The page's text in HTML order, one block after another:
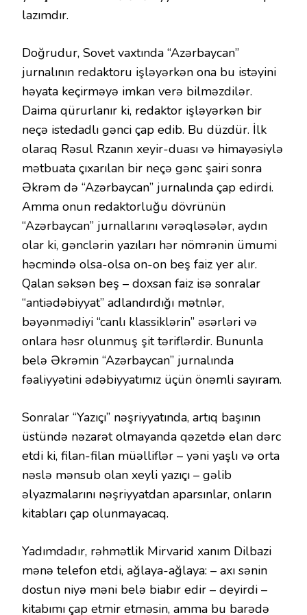
lazımdır.
Doğrudur, Sovet vaxtında “Azərbaycan”
jurnalının redaktoru işləyərkən ona bu istəyini
həyata keçirməyə imkan verə bilməzdilər.
Daima qürurlanır ki, redaktor işləyərkən bir
neçə istedadlı gənci çap edib. Bu düzdür. İlk
olaraq Rəsul Rzanın xeyir-duası və himayəsiylə
mətbuata çıxarılan bir neçə gənc şairi sonra
Əkrəm də “Azərbaycan” jurnalında çap edirdi.
Amma onun redaktorluğu dövrünün
“Azərbaycan” jurnallarını vərəqləsələr, aydın
olar ki, gənclərin yazıları hər nömrənin ümumi
həcmində olsa-olsa on-on beş faiz yer alır.
Qalan səksən beş – doxsan faiz isə sonralar
“antiədəbiyyat” adlandırdığı mətnlər,
bəyənmədiyi “canlı klassiklərin” əsərləri və
onlara həsr olunmuş şit təriflərdir. Bununla
belə Əkrəmin “Azərbaycan” jurnalında
fəaliyyətini ədəbiyyatımız üçün önəmli sayıram.
Sonralar “Yazıçı” nəşriyyatında, artıq başının
üstündə nəzarət olmayanda qəzetdə elan dərc
etdi ki, filan-filan müəlliflər – yəni yaşlı və orta
nəslə mənsub olan xeyli yazıçı – gəlib
əlyazmalarını nəşriyyatdan aparsınlar, onların
kitabları çap olunmayacaq.
Yadımdadır, rəhmətlik Mirvarid xanım Dilbazi
mənə telefon etdi, ağlaya-ağlaya: – axı sənin
dostun niyə məni belə biabır edir – deyirdi –
kitabımı çap etmir etməsin, amma bu barədə